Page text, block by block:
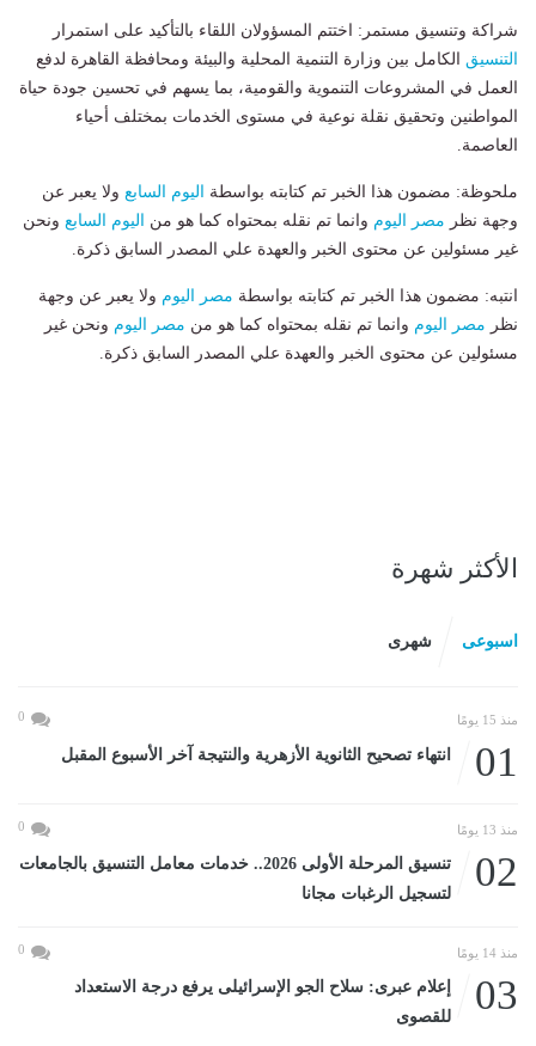
شراكة وتنسيق مستمر: اختتم المسؤولان اللقاء بالتأكيد على استمرار
التنسيق الكامل بين وزارة التنمية المحلية والبيئة ومحافظة القاهرة لدفع
العمل في المشروعات التنموية والقومية، بما يسهم في تحسين جودة حياة
المواطنين وتحقيق نقلة نوعية في مستوى الخدمات بمختلف أحياء
العاصمة.
ملحوظة: مضمون هذا الخبر تم كتابته بواسطة اليوم السابع ولا يعبر عن
وجهة نظر مصر اليوم وانما تم نقله بمحتواه كما هو من اليوم السابع ونحن
غير مسئولين عن محتوى الخبر والعهدة علي المصدر السابق ذكرة.
انتبه: مضمون هذا الخبر تم كتابته بواسطة مصر اليوم ولا يعبر عن وجهة
نظر مصر اليوم وانما تم نقله بمحتواه كما هو من مصر اليوم ونحن غير
مسئولين عن محتوى الخبر والعهدة علي المصدر السابق ذكرة.
الأكثر شهرة
اسبوعى شهرى
منذ 15 يومًا 0
01 انتهاء تصحيح الثانوية الأزهرية والنتيجة آخر الأسبوع المقبل
منذ 13 يومًا 0
02
تنسيق المرحلة الأولى 2026.. خدمات معامل التنسيق بالجامعات
لتسجيل الرغبات مجانا
منذ 14 يومًا 0
03
إعلام عبرى: سلاح الجو الإسرائيلى يرفع درجة الاستعداد
للقصوى